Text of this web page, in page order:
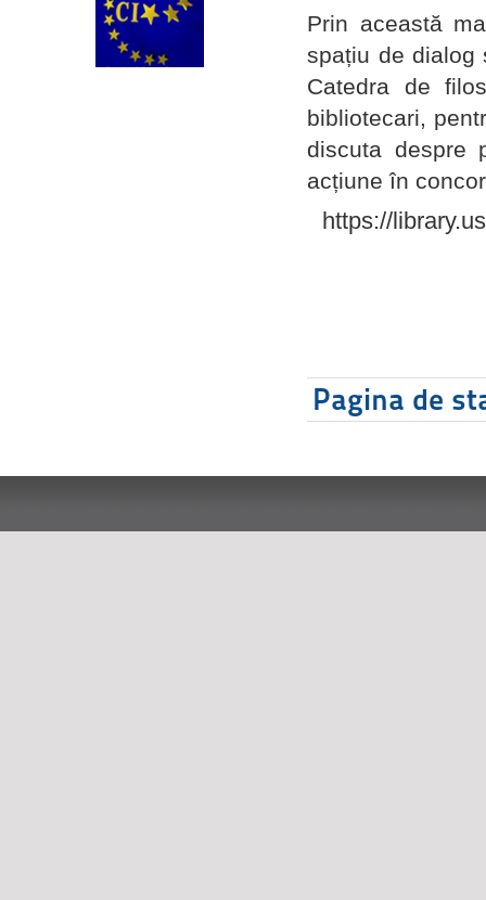
Prin această
spațiu de dialog
Catedra de
bibliotecari,
discuta despre
acțiune în
https://
Pagina de